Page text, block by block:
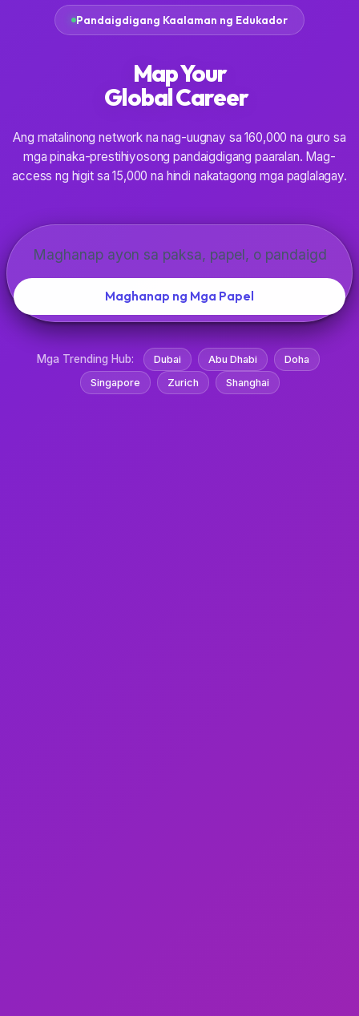
Pandaigdigang Kaalaman ng Edukador
Map Your
GlobalCareer
Ang matalinong network na nag-uugnay sa 160,000 na guro sa
mga pinaka-prestihiyosong pandaigdigang paaralan. Mag-
access ng higit sa 15,000 na hindi nakatagong mga paglalagay.
Maghanap ng Mga Papel
Mga Trending Hub: Dubai Abu Dhabi
Doha
Singapore
Zurich Shanghai